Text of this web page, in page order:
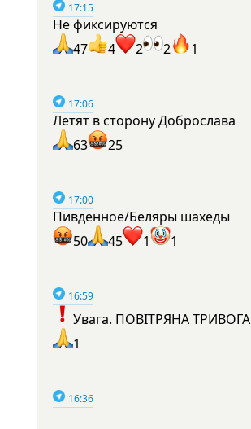
17:15
Не фиксируются
47
4 2 2 1
17:06
Летят в сторону Доброслава
63
25
17:00
Пивденное/Беляры шахеды
50
45 1 1
16:59
Увага. ПОВІТРЯНА ТРИВОГА
1
16:36